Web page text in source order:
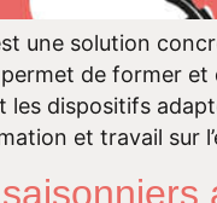
une solution
de former et
les dispositifs
et travail sur